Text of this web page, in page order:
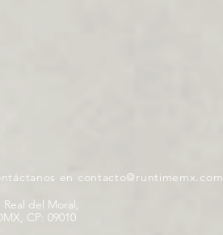
en contacto@runtimemx.com
Real del Moral,
CP: 09010